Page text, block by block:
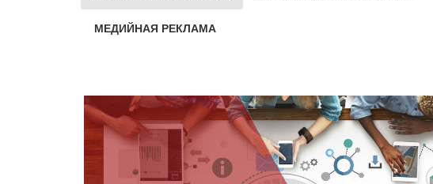
МЕДИЙНАЯ РЕКЛАМА